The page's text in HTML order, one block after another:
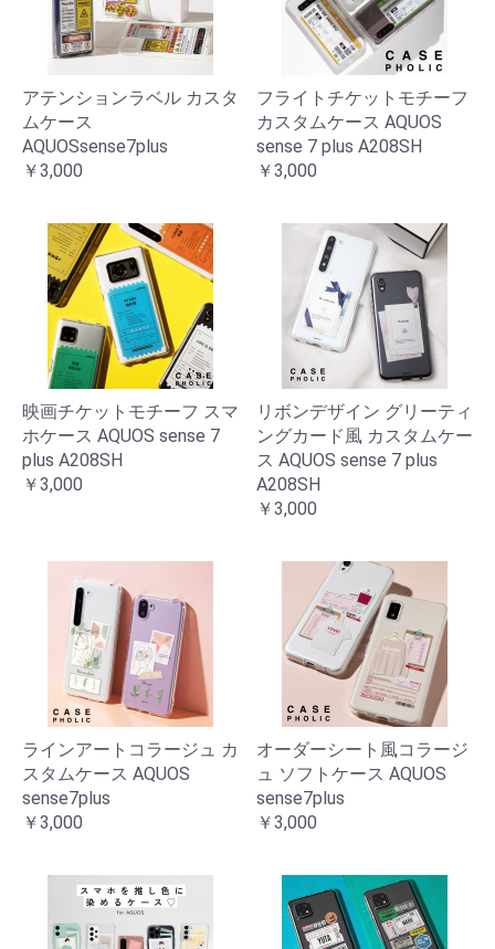
アテンションラベル カスタ
ムケース
AQUOSsense7plus
￥3,000
フライトチケットモチーフ
カスタムケース AQUOS
sense 7 plus A208SH
￥3,000
映画チケットモチーフ スマ
ホケース AQUOS sense 7
plus A208SH
￥3,000
リボンデザイン グリーティ
ングカード風 カスタムケー
ス AQUOS sense 7 plus
A208SH
￥3,000
ラインアートコラージュ カ
スタムケース AQUOS
sense7plus
￥3,000
オーダーシート風コラージ
ュ ソフトケース AQUOS
sense7plus
￥3,000